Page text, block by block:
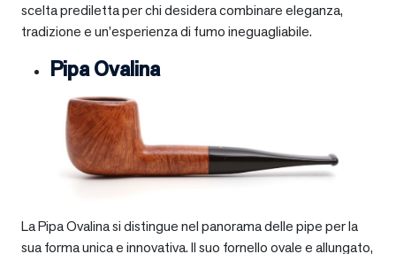
scelta prediletta per chi desidera combinare eleganza,
tradizione e un’esperienza di fumo ineguagliabile.
Pipa Ovalina
La Pipa Ovalina si distingue nel panorama delle pipe per la
sua forma unica e innovativa. Il suo fornello ovale e allungato,